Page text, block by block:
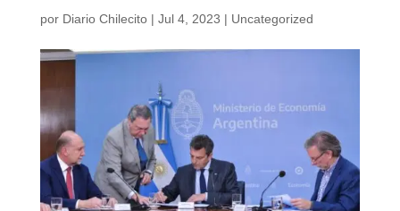
por Diario Chilecito| Jul 4, 2023 | Uncategorized